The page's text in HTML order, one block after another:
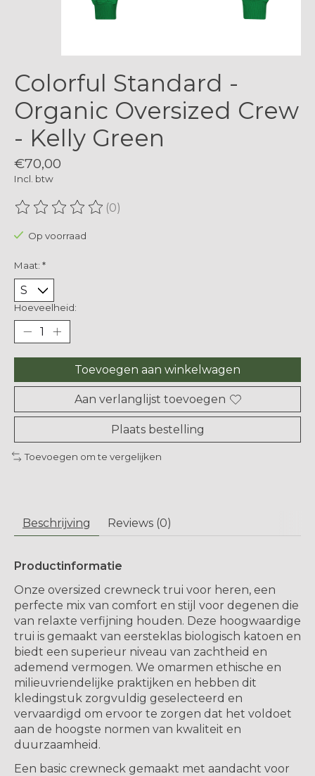
Colorful Standard -
Organic Oversized Crew
- Kelly Green
€70,00
Incl. btw
De beoordeling van dit product is
(0)
Op voorraad
Maat: *
Hoeveelheid:
Toevoegen aan winkelwagen
Aan verlanglijst toevoegen
Plaats bestelling
Toevoegen om te vergelijken
Beschrijving Reviews (0)
Productinformatie
Onze oversized crewneck trui voor heren, een
perfecte mix van comfort en stijl voor degenen die
van relaxte verfijning houden. Deze hoogwaardige
trui is gemaakt van eersteklas biologisch katoen en
biedt een superieur niveau van zachtheid en
ademend vermogen. We omarmen ethische en
milieuvriendelijke praktijken en hebben dit
kledingstuk zorgvuldig geselecteerd en
vervaardigd om ervoor te zorgen dat het voldoet
aan de hoogste normen van kwaliteit en
duurzaamheid.
Een basic crewneck gemaakt met aandacht voor